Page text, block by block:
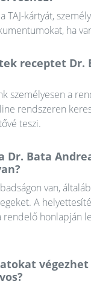
TAJ-kártyát,
ha
receptet Dr.
személyesen a
rendszeren
teszi.
Dr. Bata
van,
A
rendelő honlapján
végezhet